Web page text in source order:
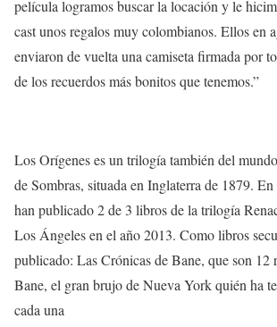
película logramos buscar la locación y le
cast unos regalos muy colombianos. Ellos en
enviaron de vuelta una camiseta firmada por
de los recuerdos más bonitos que tenemos.”
Los Orígeneses un trilogía también del
de Sombras, situada en Inglaterra de 1879.
han publicado 2 de 3 libros de la trilogía
Los Ángeles en el año 2013. Como libros
publicado: Las Crónicas de Bane, que son 12
Bane, el gran brujo de Nueva York quién ha
cada una